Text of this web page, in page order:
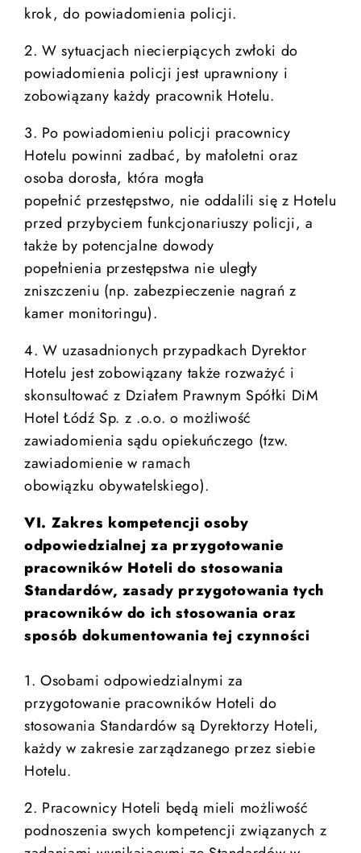
krok, do powiadomienia policji.
2. W sytuacjach niecierpiących zwłoki do
powiadomienia policji jest uprawniony i
zobowiązany każdy pracownik Hotelu.
3. Po powiadomieniu policji pracownicy
Hotelu powinni zadbać, by małoletni oraz
osoba dorosła, która mogła
popełnić przestępstwo, nie oddalili się z Hotelu
przed przybyciem funkcjonariuszy policji, a
także by potencjalne dowody
popełnienia przestępstwa nie uległy
zniszczeniu (np. zabezpieczenie nagrań z
kamer monitoringu).
4. W uzasadnionych przypadkach Dyrektor
Hotelu jest zobowiązany także rozważyć i
skonsultować z Działem Prawnym Spółki DiM
Hotel Łódź Sp. z .o.o. o możliwość
zawiadomienia sądu opiekuńczego (tzw.
zawiadomienie w ramach
obowiązku obywatelskiego).
VI. Zakres kompetencji osoby
odpowiedzialnej za przygotowanie
pracowników Hoteli do stosowania
Standardów, zasady przygotowania tych
pracowników do ich stosowania oraz
sposób dokumentowania tej czynności
1. Osobami odpowiedzialnymi za
przygotowanie pracowników Hoteli do
stosowania Standardów są Dyrektorzy Hoteli,
każdy w zakresie zarządzanego przez siebie
Hotelu.
2. Pracownicy Hoteli będą mieli możliwość
podnoszenia swych kompetencji związanych z